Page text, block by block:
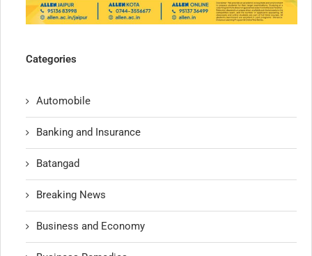
Categories
Automobile
Banking and Insurance
Batangad
Breaking News
Business and Economy